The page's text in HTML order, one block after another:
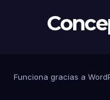
Funciona gracias a